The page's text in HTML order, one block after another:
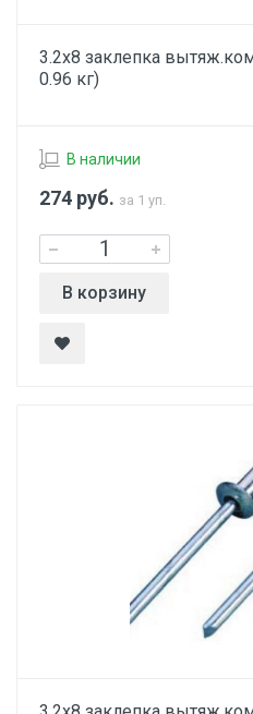
3.2х8 заклепка
0.96 кг)
В наличии
274 руб. за 1 уп.
В корзину